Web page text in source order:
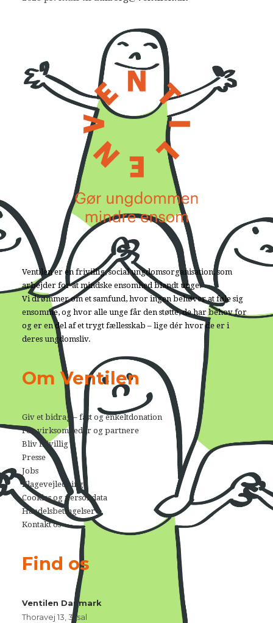
Ventilen er en frivillig, social ungdomsorganisation, som
arbejder for at mindske ensomhed blandt unge.
Vi drømmer om et samfund, hvor ingen behøver at føle sig
ensomme, og hvor alle unge får den støtte, de har behov for
og er en del af et trygt fællesskab – lige dér hvor de er i
deres ungdomsliv.
Om Ventilen
Giv et bidrag – fast og enkeltdonation
For virksomheder og partnere
Bliv frivillig
Presse
Jobs
Klagevejledning
Cookies og persondata
Handelsbetingelser
Kontakt os
Find os
Ventilen Danmark
Thoravej 13, 3. sal